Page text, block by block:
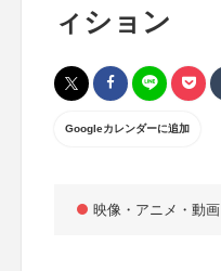
ィション
Googleカレンダーに追加
映像・アニメ・動画